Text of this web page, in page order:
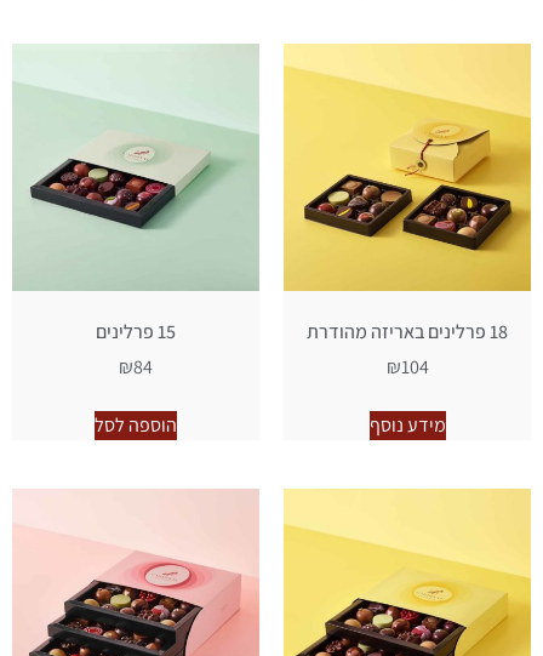
18 פרלינים באריזה מהודרת
₪104
מידע נוסף
15 פרלינים
₪84
הוספה לסל